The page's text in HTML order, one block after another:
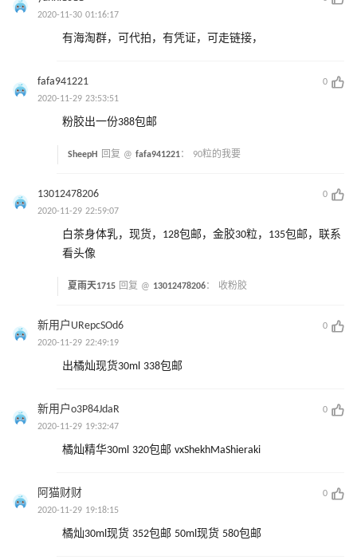
2020-11-30 01:16:17
有海淘群，可代拍，有凭证，可走链接，
fafa941221
0
2020-11-29 23:53:51
粉胶出一份388包邮
SheepH 回复 @ fafa941221： 90粒的我要
13012478206
0
2020-11-29 22:59:07
白茶身体乳，现货，128包邮，金胶30粒，135包邮，联系
看头像
夏雨天1715 回复 @ 13012478206： 收粉胶
新用户URepcSOd6
0
2020-11-29 22:49:19
出橘灿现货30ml 338包邮
新用户o3P84JdaR
0
2020-11-29 19:32:47
橘灿精华30ml 320包邮 vxShekhMaShieraki
阿猫财财
0
2020-11-29 19:18:15
橘灿30ml现货 352包邮 50ml现货 580包邮